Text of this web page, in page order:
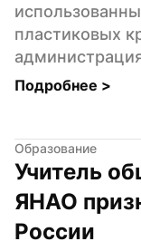
пластиковых
Подробнее >
Образование
Учитель
ЯНАО
России